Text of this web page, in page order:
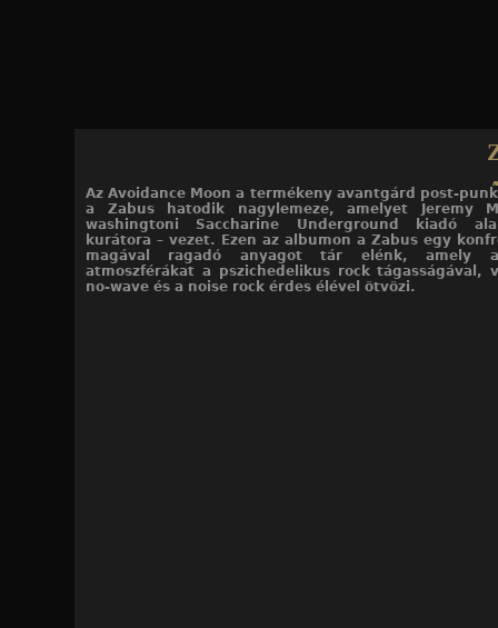
Moon
Az Avoidance Moon a termékeny avantgárd post-
a Zabus hatodik nagylemeze, amelyet Jeremy
washingtoni Saccharine Underground kiadó
kurátora – vezet. Ezen az albumon a Zabus egy
magával ragadó anyagot tár elénk, amely
atmoszférákat a pszichedelikus rock tágasságával,
no-wave és a noise rock érdes élével ötvözi.